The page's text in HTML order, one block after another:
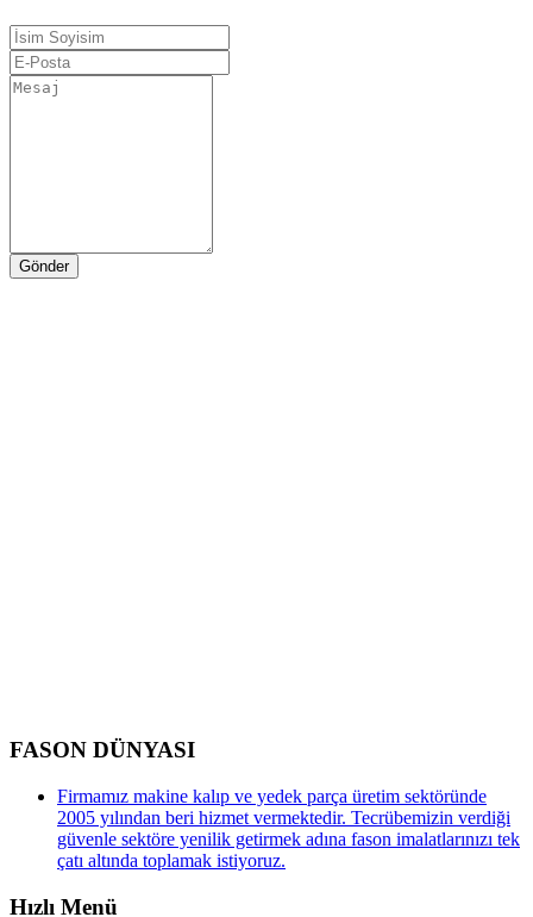
FASON DÜNYASI
Firmamız makine kalıp ve yedek parça üretim sektöründe
2005 yılından beri hizmet vermektedir. Tecrübemizin verdiği
güvenle sektöre yenilik getirmek adına fason imalatlarınızı tek
çatı altında toplamak istiyoruz.
Hızlı Menü